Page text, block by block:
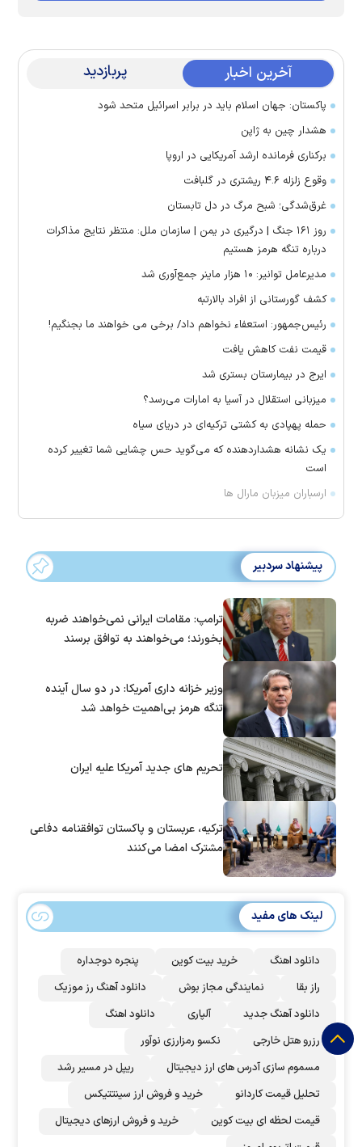
آخرین اخبار پربازدید
پاکستان: جهان اسلام باید در برابر اسرائیل متحد شود
هشدار چین به ژاپن
برکناری فرمانده ارشد آمریکایی در اروپا
وقوع زلزله ۴.۶ ریشتری در گلبافت
غرق‌شدگی؛ شبح مرگ در دل تابستان
روز ۱۶۱ جنگ | درگیری در یمن | سازمان ملل: منتظر نتایج مذاکرات
درباره تنگه هرمز هستیم
مدیرعامل توانیر: ۱۰ هزار ماینر جمع‌آوری شد
کشف گورستانی از افراد بالارتبه
رئیس‌جمهور: استعفاء نخواهم داد/ برخی می خواهند ما بجنگیم!
قیمت نفت کاهش یافت
ایرج در بیمارستان بستری شد
میزبانی استقلال در آسیا به امارات می‌رسد؟
حمله پهپادی به کشتی ترکیه‌ای در دریای سیاه
یک نشانه هشداردهنده که می‌گوید حس چشایی شما تغییر کرده
است
ارسباران میزبان مارال ها
پیشنهاد سردبیر
ترامپ: مقامات ایرانی نمی‌خواهند ضربه
بخورند؛ می‌خواهند به توافق برسند
وزیر خزانه داری آمریکا: در دو سال آینده
تنگه هرمز بی‌اهمیت خواهد شد
تحریم های جدید آمریکا علیه ایران
ترکیه، عربستان و پاکستان توافقنامه دفاعی
مشترک امضا می‌کنند
لینک های مفید
دانلود اهنگ خرید بیت کوین
پنجره دوجداره
راز بقا
نمایندگی مجاز بوش
دانلود آهنگ رز‌ موزیک
دانلود آهنگ جدید
آلپاری
دانلود اهنگ
رزرو هتل خارجی
نکسو رمزارزی نوآور
مسموم سازی آدرس های ارز دیجیتال
ریپل در مسیر رشد
تحلیل قیمت کاردانو
خرید و فروش ارز سینتتیکس
قیمت لحظه ای بیت کوین
خرید و فروش ارزهای دیجیتال